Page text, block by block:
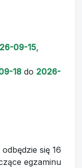
09-15,
18 do 2026-
się 16
egzaminu